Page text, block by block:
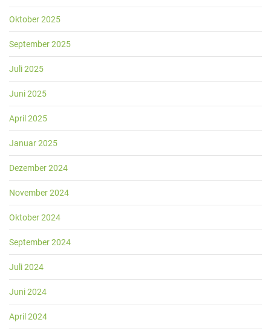
Oktober 2025
September 2025
Juli 2025
Juni 2025
April 2025
Januar 2025
Dezember 2024
November 2024
Oktober 2024
September 2024
Juli 2024
Juni 2024
April 2024